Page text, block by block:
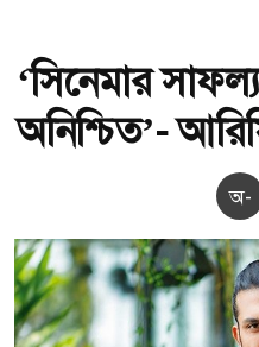
‘সিনেমার
অনিশ্চিত’-
অ-